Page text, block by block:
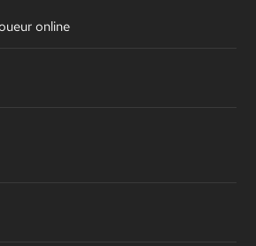
online